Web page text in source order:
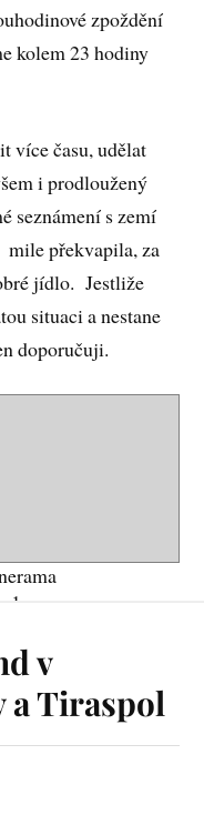
zpoždění
kolem 23 hodiny
více času, udělat
i prodloužený
seznámení s zemí
překvapila, za
jídlo. Jestliže
situaci a nestane
doporučuji.
1
v
a Tiraspol